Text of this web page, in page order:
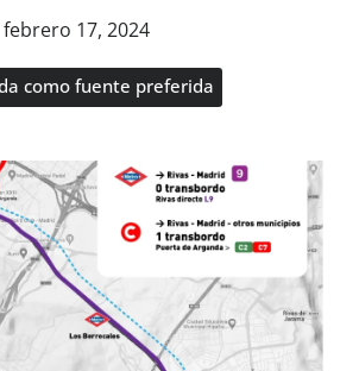
febrero 17, 2024
como fuente preferida